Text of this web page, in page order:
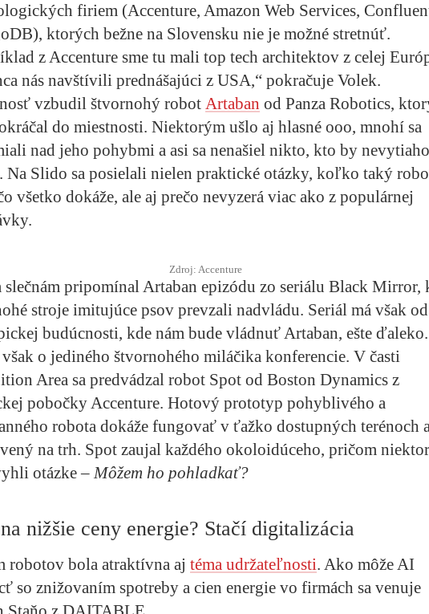
firiem (Accenture, Amazon Web Services,
ktorých bežne na Slovensku nie je možné stretnúť.
z Accenture sme tu mali top tech architektov z celej
nás navštívili prednášajúci z USA,“ pokračuje Volek.
vzbudil štvornohý robot Artaban od Panza Robotics,
do miestnosti. Niektorým ušlo aj hlasné ooo, mnohí sa
nad jeho pohybmi a asi sa nenašiel nikto, kto by
Na Slido sa posielali nielen praktické otázky, koľko taký
všetko dokáže, ale aj prečo nevyzerá viac ako z populárnej
Zdroj: Accenture
slečnám pripomínal Artaban epizódu zo seriálu Black Mirror,
stroje imitujúce psov prevzali nadvládu. Seriál má však od
budúcnosti, kde nám bude vládnuť Artaban, ešte ďaleko.
o jediného štvornohého miláčika konferencie. V časti
Area sa predvádzal robot Spot od Boston Dynamics z
pobočky Accenture. Hotový prototyp pohyblivého a
robota dokáže fungovať v ťažko dostupných terénoch
na trh. Spot zaujal každého okoloidúceho, pričom
otázke – Môžem ho pohladkať?
nižšie ceny energie? Stačí digitalizácia
robotov bola atraktívna aj téma udržateľnosti. Ako môže AI
so znižovaním spotreby a cien energie vo firmách sa venuje